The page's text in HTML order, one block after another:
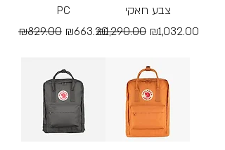
PC
Regular Price
₪829.00 Sale Price
₪663.20
צבע חאקי
Regular Price
₪1,290.00 Sale Price
₪1,032.00